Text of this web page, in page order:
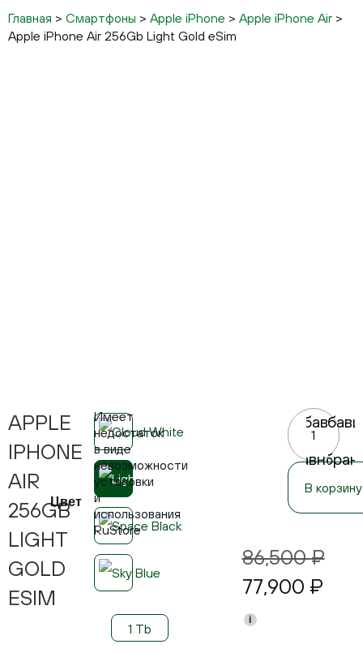
Главная > Смартфоны > Apple iPhone > Apple iPhone Air >
Apple iPhone Air 256Gb Light Gold eSim
APPLE
IPHONE
AIR
256GB
LIGHT
GOLD
ESIM
Цвет
1 Tb
Имеет
недостаток
в виде
невозможности
установки
и
использования
RuStore
86,500₽
77,900 ₽
i
В корзину
Добавить
в
сравнение
в